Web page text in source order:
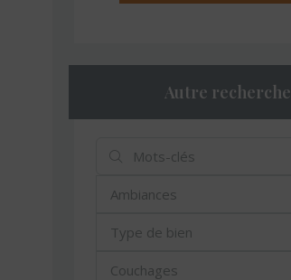
Autre recherche
Ambiances
Type de bien
Couchages